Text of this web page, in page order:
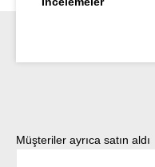
Ürün galerisini atla
Müşteriler ayrıca satın aldı